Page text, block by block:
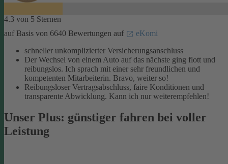
4.3 von 5 Sternen
auf Basis von 6640 Bewertungen auf
eKomi
schneller unkomplizierter Versicherungsanschluss
Der Wechsel von einem Auto auf das nächste ging flott und
reibungslos. Ich sprach mit einer sehr freundlichen und
kompetenten Mitarbeiterin. Bravo, weiter so!
Reibungsloser Vertragsabschluss, faire Konditionen und
transparente Abwicklung. Kann ich nur weiterempfehlen!
Unser Plus: günstiger fahren bei voller
Leistung